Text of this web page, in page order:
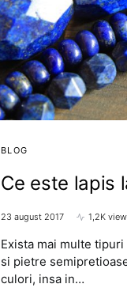
BLOG
Ce este lapis
23 august 2017 1,2K
Exista mai multe
si pietre
culori, insa in…